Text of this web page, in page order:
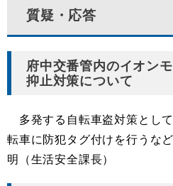
質疑・応答
府中交番管内のイオン
抑止対策について
多発する自転車盗対策とし
転車に防犯タグ付けを行うな
明（生活安全課長）